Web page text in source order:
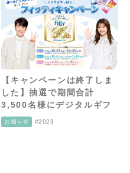
【キャンペーンは終了しま
した】抽選で期間合計
3,500名様にデジタルギフ
トが当たる！ これからもマ
スクはやっぱりフィッティ
お知らせ #2023